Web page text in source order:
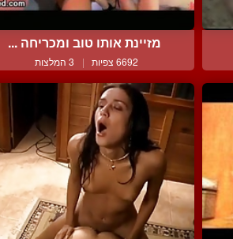
מזיינת אותו טוב ומכריחה ...
6692 צפיות | 3 המלצות